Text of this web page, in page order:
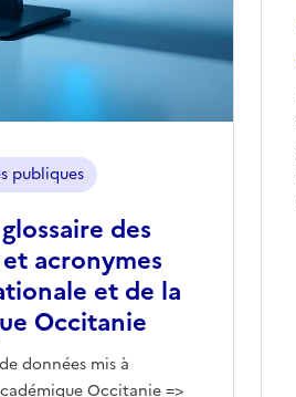
des
acronymes
et de la
Occitanie
données mis à
Occitanie =>
publiques